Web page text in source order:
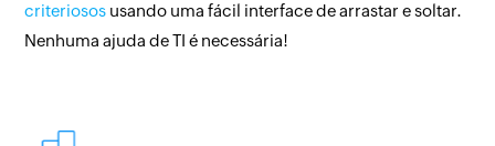
criteriosos usando uma fácil interface de arrastar e soltar.
Nenhuma ajuda de TI é necessária!